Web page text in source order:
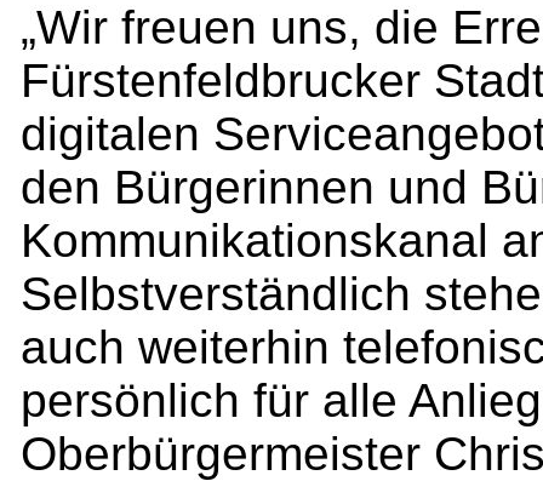
„Wir freuen uns, die
Fürstenfeldbrucker
digitalen
den Bürgerinnen und
Kommunikationskanal
Selbstverständlich
auch weiterhin
persönlich für alle
Oberbürgermeister